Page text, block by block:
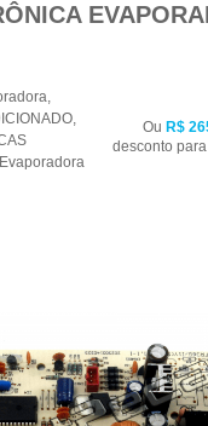
Ou R$
desconto